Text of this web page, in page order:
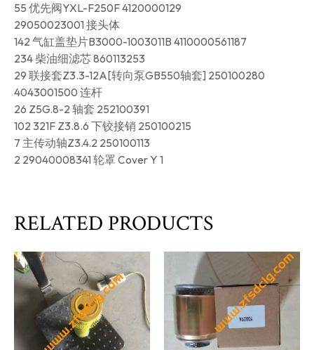
55 优先阀YXL-F250F 4120000129
29050023001 接头体
142 气缸盖垫片B3000-1003011B 4110000561187
234 柴油细滤芯 860113253
29 联接套Z3.3-12A[转向泵GB550轴套] 250100280
4043001500 连杆
26 Z5G.8-2 轴套 252100391
102 321F Z3.8.6 下铰接销 250100215
7 主传动轴Z3.4.2 250100113
2 29040008341 轮罩 Cover Y 1
RELATED PRODUCTS